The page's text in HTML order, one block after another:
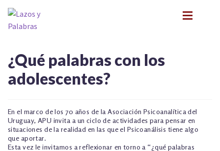
Ir
a
Ir
al
PRESENTACIONES
EN LOS MEDIOS
LITERATURA INFANTIL Y JUVENIL
PSICOANÁLISIS Y LITERATURA INFANTIL
PRESENTACIONES
FORMACIÓN
CONTACTO
EN LOS MEDIOS
LITERATURA INFANTIL Y JUVENIL
¿Qué palabras con los
adolescentes?
En el marco de los 70 años de la Asociación Psicoanalítica del
Uruguay, APU invita a un ciclo de actividades para pensar en
situaciones de la realidad en las que el Psicoanálisis tiene algo
que aportar.
Esta vez le invitamos a reflexionar en torno a “¿qué palabras